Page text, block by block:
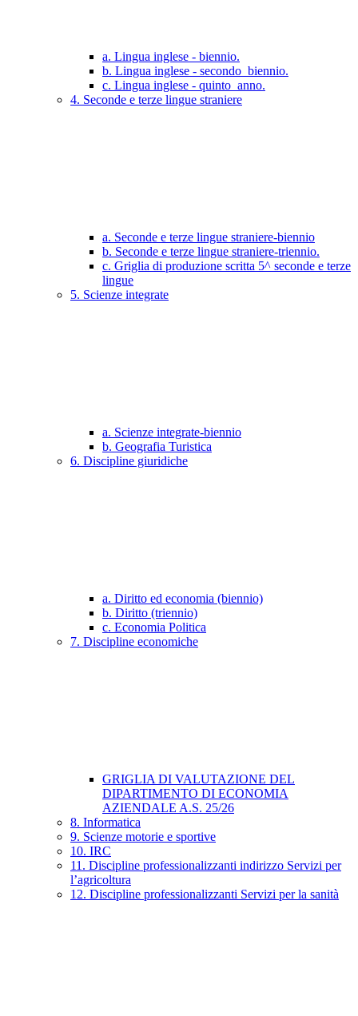
a. Lingua inglese - biennio.
b. Lingua inglese - secondo_biennio.
c. Lingua inglese - quinto_anno.
4. Seconde e terze lingue straniere
a. Seconde e terze lingue straniere-biennio
b. Seconde e terze lingue straniere-triennio.
c. Griglia di produzione scritta 5^ seconde e terze
lingue
5. Scienze integrate
a. Scienze integrate-biennio
b. Geografia Turistica
6. Discipline giuridiche
a. Diritto ed economia (biennio)
b. Diritto (triennio)
c. Economia Politica
7. Discipline economiche
GRIGLIA DI VALUTAZIONE DEL
DIPARTIMENTO DI ECONOMIA
AZIENDALE A.S. 25/26
8. Informatica
9. Scienze motorie e sportive
10. IRC
11. Discipline professionalizzanti indirizzo Servizi per
l’agricoltura
12. Discipline professionalizzanti Servizi per la sanità